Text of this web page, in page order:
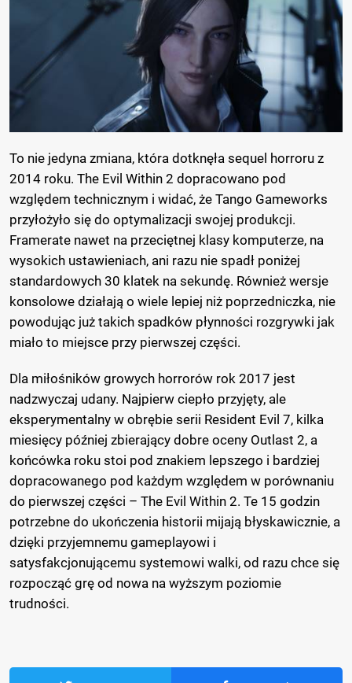
To nie jedyna zmiana, która dotknęła sequel horroru z
2014 roku. The Evil Within 2 dopracowano pod
względem technicznym i widać, że Tango Gameworks
przyłożyło się do optymalizacji swojej produkcji.
Framerate nawet na przeciętnej klasy komputerze, na
wysokich ustawieniach, ani razu nie spadł poniżej
standardowych 30 klatek na sekundę. Również wersje
konsolowe działają o wiele lepiej niż poprzedniczka, nie
powodując już takich spadków płynności rozgrywki jak
miało to miejsce przy pierwszej części.
Dla miłośników growych horrorów rok 2017 jest
nadzwyczaj udany. Najpierw ciepło przyjęty, ale
eksperymentalny w obrębie serii Resident Evil 7, kilka
miesięcy później zbierający dobre oceny Outlast 2, a
końcówka roku stoi pod znakiem lepszego i bardziej
dopracowanego pod każdym względem w porównaniu
do pierwszej części – The Evil Within 2. Te 15 godzin
potrzebne do ukończenia historii mijają błyskawicznie, a
dzięki przyjemnemu gameplayowi i
satysfakcjonującemu systemowi walki, od razu chce się
rozpocząć grę od nowa na wyższym poziomie
trudności.